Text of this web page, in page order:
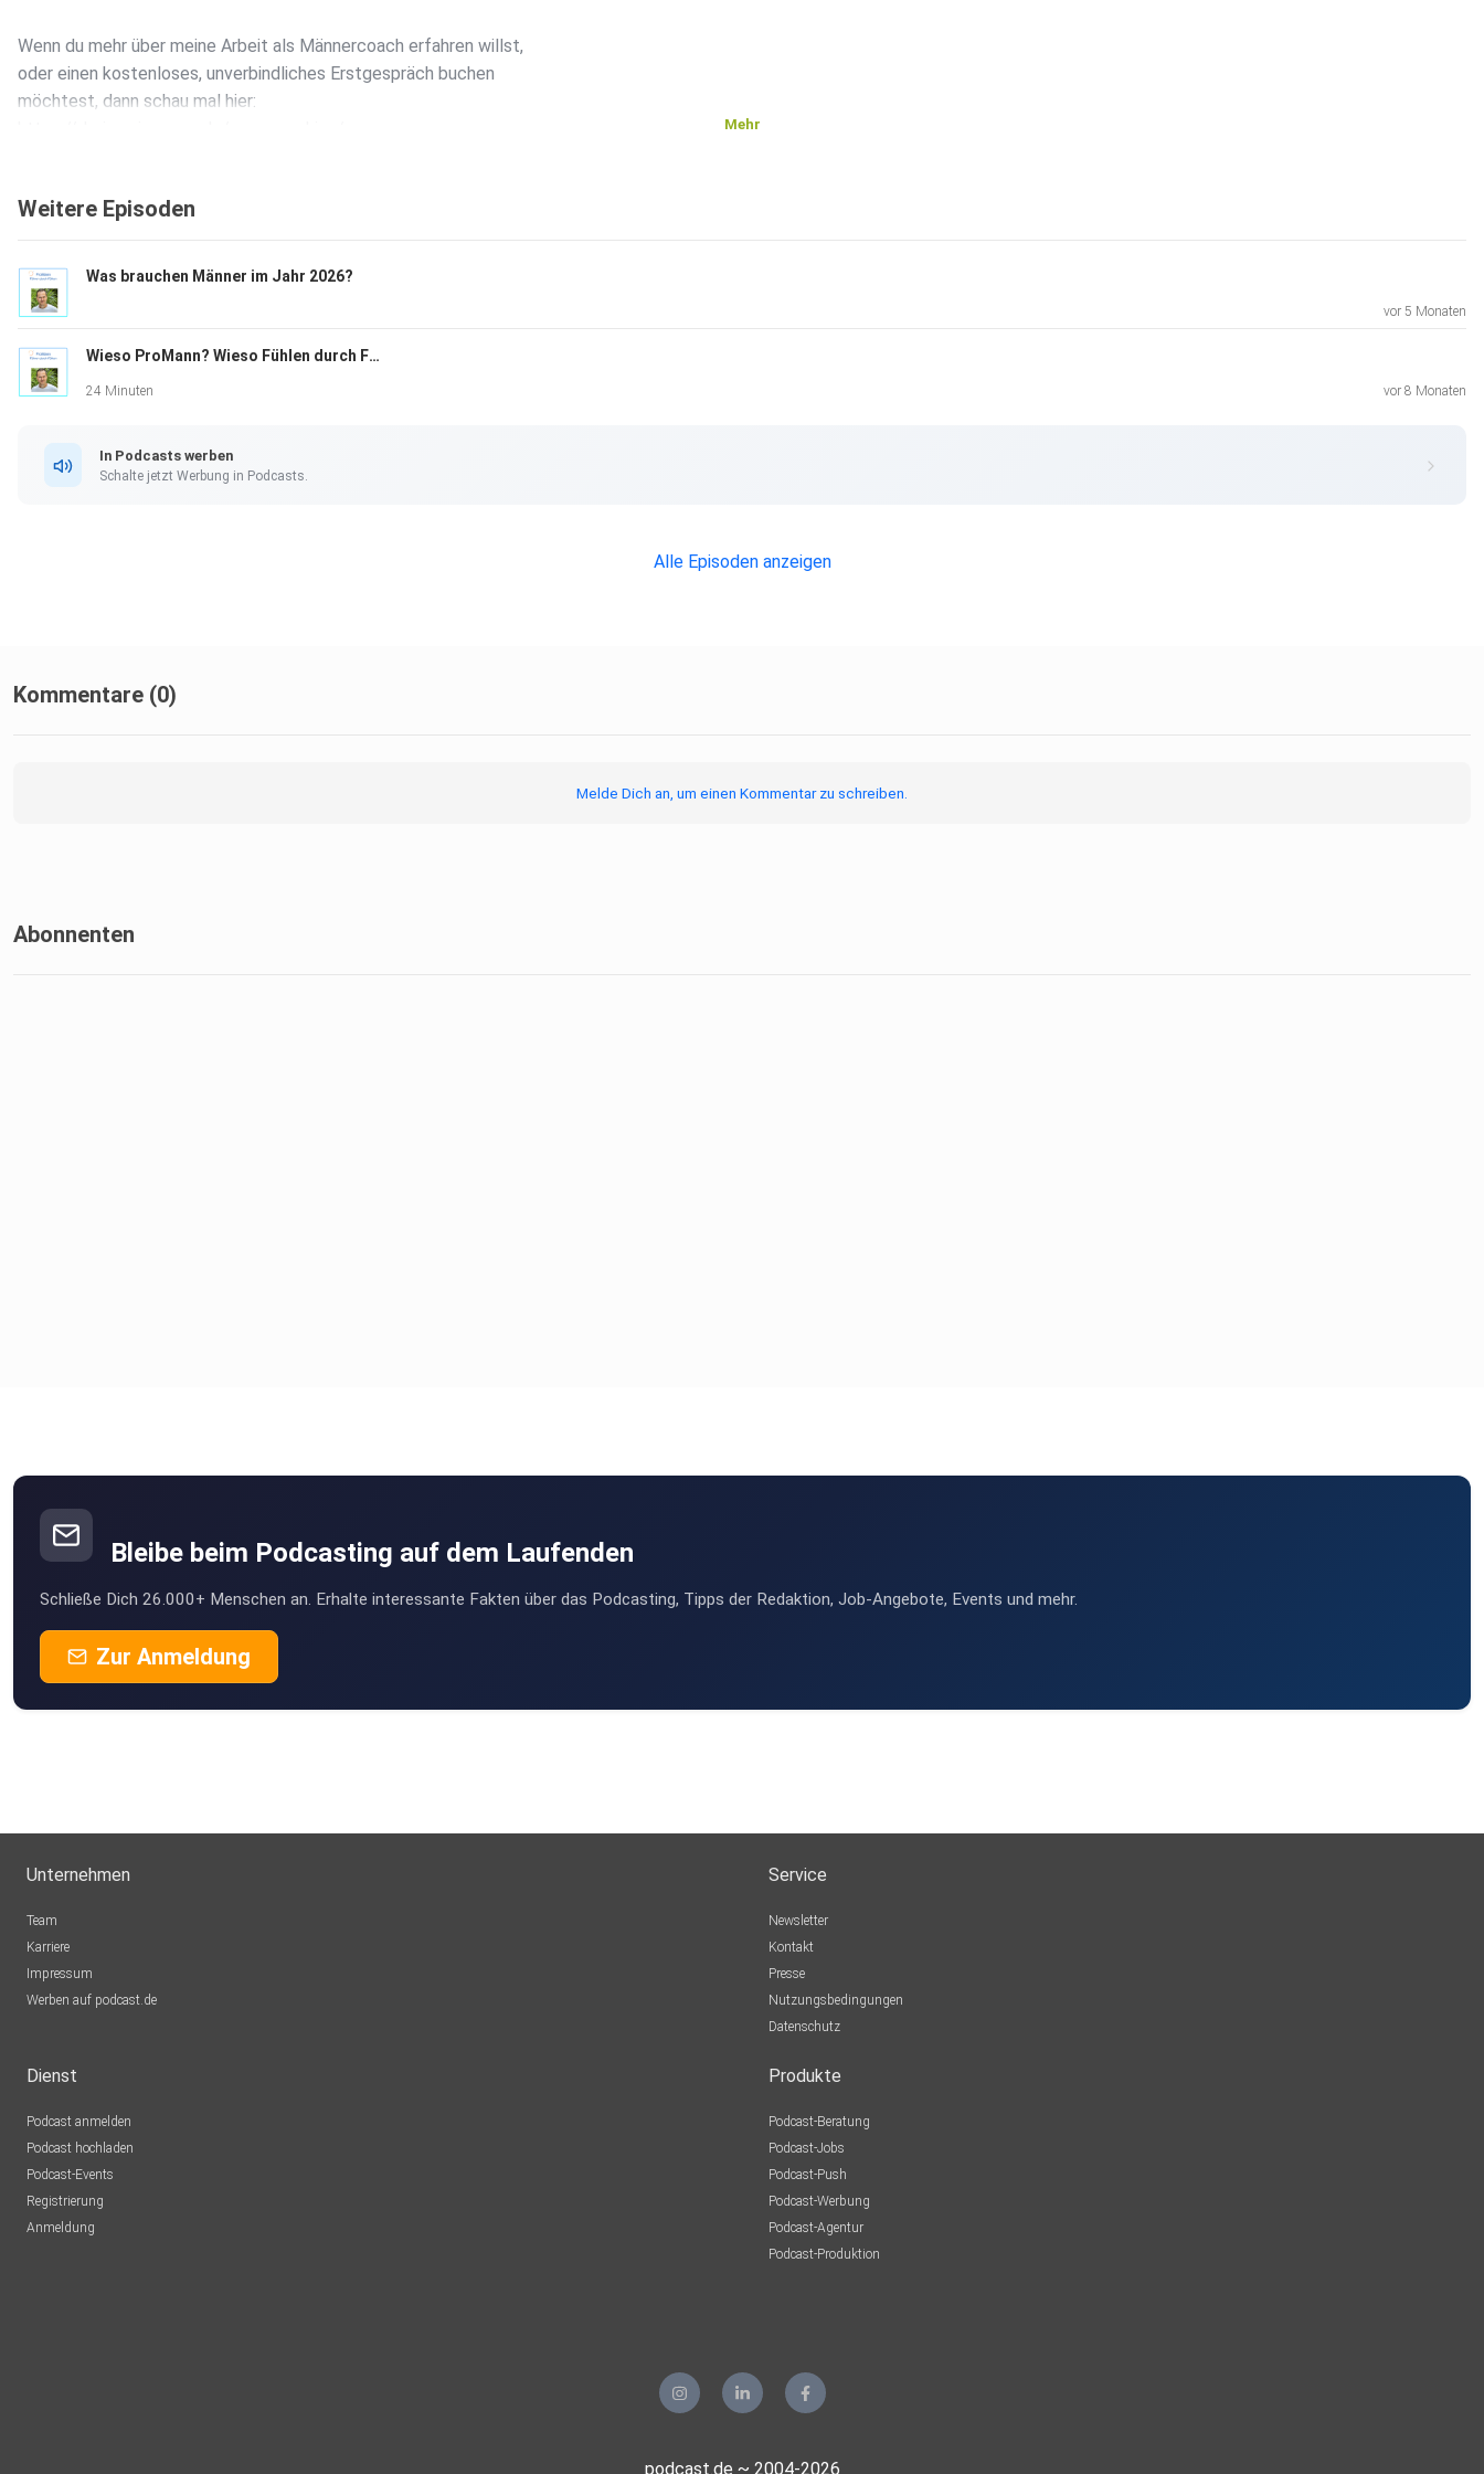
Wenn du mehr über meine Arbeit als Männercoach erfahren willst,
oder einen kostenloses, unverbindliches Erstgespräch buchen
möchtest, dann schau mal hier:
Mehr
Weitere Episoden
Was brauchen Männer im Jahr 2026?
vor 5 Monaten
Wieso ProMann? Wieso Fühlen durch Führen?
24 Minuten vor 8 Monaten
In Podcasts werben
Schalte jetzt Werbung in Podcasts.
Alle Episoden anzeigen
Kommentare (0)
Melde Dich an, um einen Kommentar zu schreiben.
Abonnenten
Bleibe beim Podcasting auf dem Laufenden
Schließe Dich 26.000+ Menschen an. Erhalte interessante Fakten über das Podcasting, Tipps der Redaktion, Job-Angebote, Events und mehr.
Zur Anmeldung
Unternehmen
Team
Karriere
Impressum
Werben auf podcast.de
Service
Newsletter
Kontakt
Presse
Nutzungsbedingungen
Datenschutz
Dienst
Podcast anmelden
Podcast hochladen
Podcast-Events
Registrierung
Anmeldung
Produkte
Podcast-Beratung
Podcast-Jobs
Podcast-Push
Podcast-Werbung
Podcast-Agentur
Podcast-Produktion
podcast.de ~ 2004-2026